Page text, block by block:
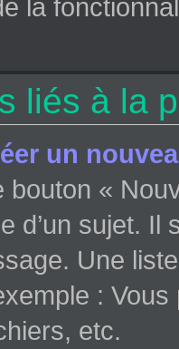
la
liés à la
un
bouton «
d’un sujet.
Une
: Vous
etc.